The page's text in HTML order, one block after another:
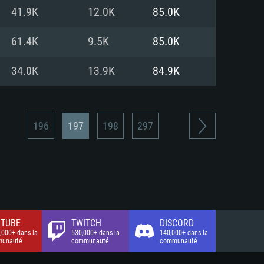
(client complet)
(client complet)
(client complet)
41.9K 12.0K 85.0K
61.4K 9.5K 85.0K
34.0K 13.9K 84.9K
196 197 198 297
dans la
TWITCH
530,000+ dans la
communauté
DISCORD
140,000+ dans la
communauté